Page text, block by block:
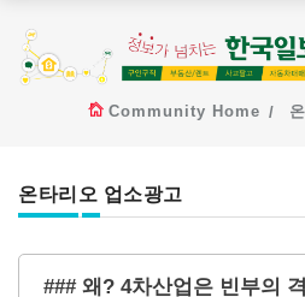
Community Home
온타리오 업소광고
### 왜? 4차산업은 빈부의